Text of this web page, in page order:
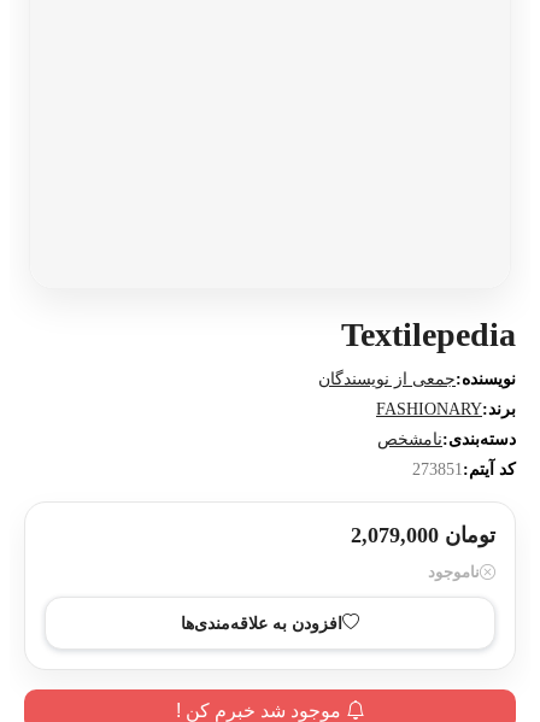
Textilepedia
نویسنده:جمعی از نویسندگان
برند:FASHIONARY
دسته‌بندی:نامشخص
کد آیتم:273851
تومان 2,079,000
ناموجود
افزودن به علاقه‌مندی‌ها
موجود شد خبرم کن !